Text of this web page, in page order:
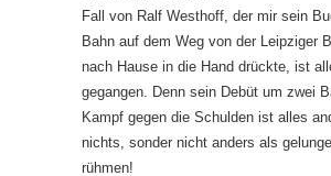
Fall von Ralf Westhoff, der mir sein
Bahn auf dem Weg von der Leipziger
nach Hause in die Hand drückte, ist
gegangen. Denn sein Debüt um zwei
Kampf gegen die Schulden ist alles
nichts, sonder nicht anders als
rühmen!